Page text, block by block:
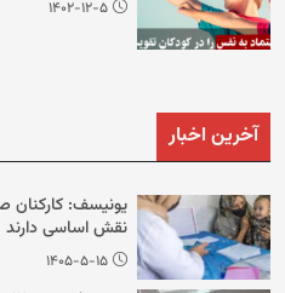
۱۴۰۲-۱۲-۵
آخرین اخبار
یونیسف: کارکنان
نقش اساسی دارند
۱۴۰۵-۵-۱۵